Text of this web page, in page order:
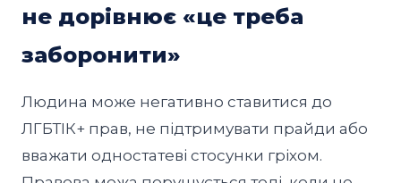
не дорівнює «це треба
заборонити»
Людина може негативно ставитися до
ЛГБТІК+ прав, не підтримувати прайди або
вважати одностатеві стосунки гріхом.